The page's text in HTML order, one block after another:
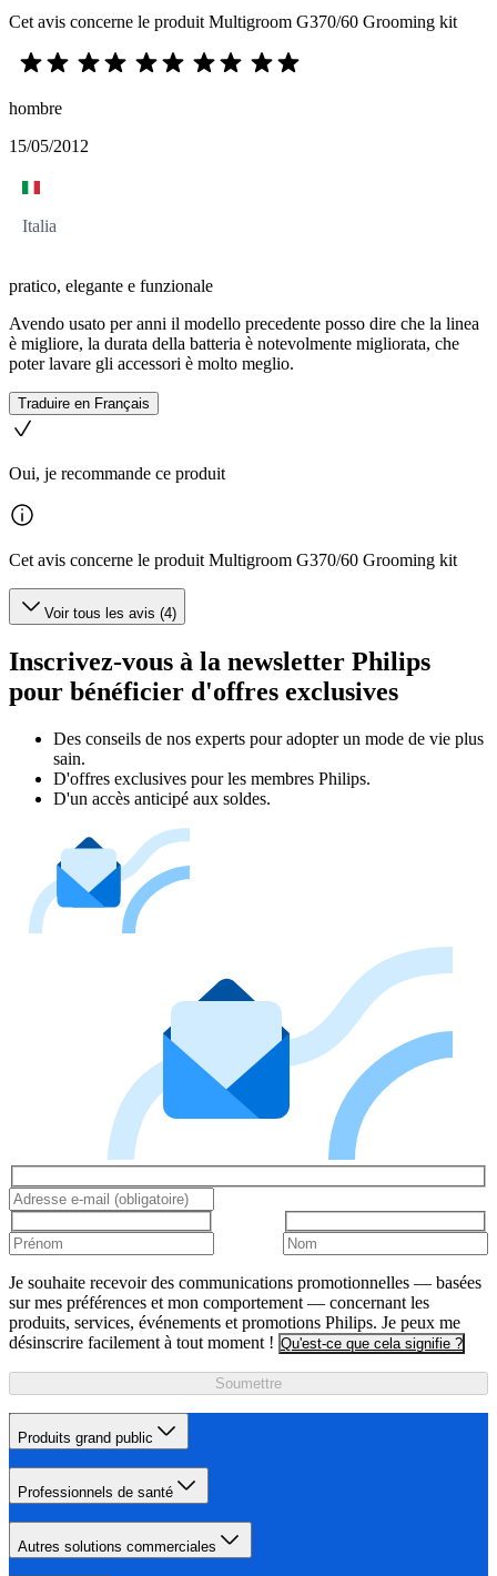
Cet avis concerne le produit Multigroom G370/60 Grooming kit
hombre
15/05/2012
Italia
pratico, elegante e funzionale
Avendo usato per anni il modello precedente posso dire che la linea
è migliore, la durata della batteria è notevolmente migliorata, che
poter lavare gli accessori è molto meglio.
Traduire en Français
Oui, je recommande ce produit
Cet avis concerne le produit Multigroom G370/60 Grooming kit
Voir tous les avis (4)
Inscrivez-vous à la newsletter Philips
pour bénéficier d'offres exclusives
Des conseils de nos experts pour adopter un mode de vie plus
sain.
D'offres exclusives pour les membres Philips.
D'un accès anticipé aux soldes.
Je souhaite recevoir des communications promotionnelles — basées
sur mes préférences et mon comportement — concernant les
produits, services, événements et promotions Philips. Je peux me
désinscrire facilement à tout moment ! Qu'est-ce que cela signifie ?
Soumettre
Produits grand public
Professionnels de santé
Autres solutions commerciales